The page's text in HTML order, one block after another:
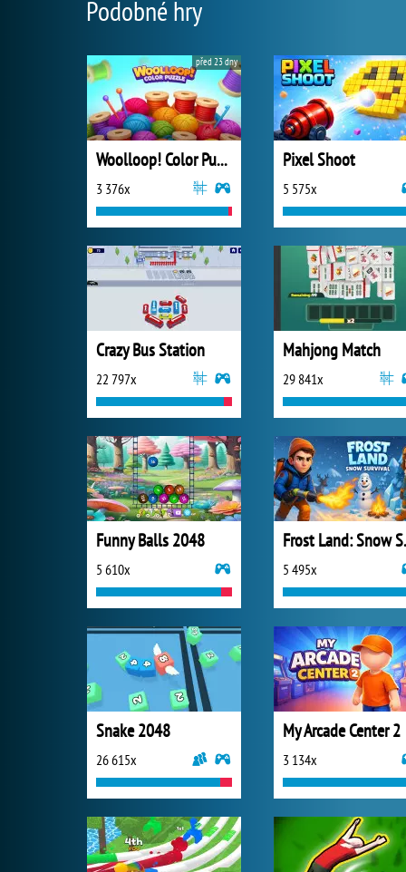
Podobné hry
Woolloop! Color Puzzle
3 376x
před 23 dny
Pixel Shoot
5 575x
Crazy Bus Station
22 797x
Mahjong Match
29 841x
Funny Balls 2048
5 610x 5 495x
Snake 2048
26 615x
My Arcade Center 2
3 134x